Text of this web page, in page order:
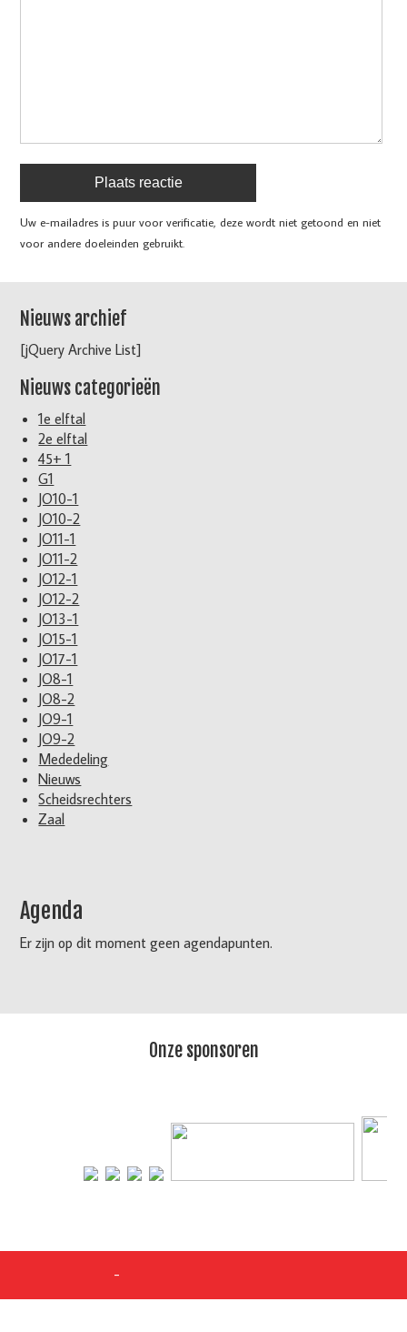
Uw e-mailadres is puur voor verificatie, deze wordt niet getoond en niet
voor andere doeleinden gebruikt.
Nieuws archief
[jQuery Archive List]
Nieuws categorieën
1e elftal
2e elftal
45+ 1
G1
JO10-1
JO10-2
JO11-1
JO11-2
JO12-1
JO12-2
JO13-1
JO15-1
JO17-1
JO8-1
JO8-2
JO9-1
JO9-2
Mededeling
Nieuws
Scheidsrechters
Zaal
Agenda
Er zijn op dit moment geen agendapunten.
Onze sponsoren
-